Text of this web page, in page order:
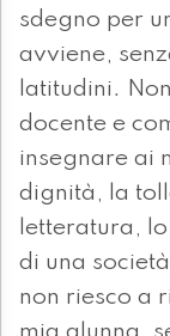
sdegno per
avviene,
latitudini.
docente e
insegnare ai
dignità, la
letteratura,
di una
non riesco a